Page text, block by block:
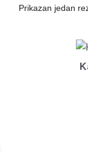
Prikazan jedan